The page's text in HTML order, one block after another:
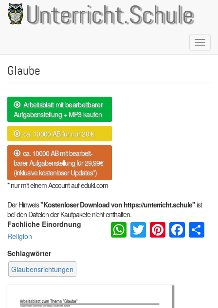
Direkt
zum
Inhalt
Unterricht.Schule
Glaube
Arbeitsblatt mit bearbeitbarer
Aufgabenstellung + MP3 kaufen
ca. 10000 AB für nur 20 €
ca. 10000 AB mit bearbeit-
barer Aufgabenstellung für 29,99€
(inklusive kostenloser Updates*)
* nur mit einem Account auf eduki.com
Der Hinweis"Kostenloser Download von https://unterricht.schule"ist
bei den Dateien der Kaufpakete nicht enthalten.
Fachliche Einordnung
Religion
Schlagwörter
Glaubensrichtungen
WhatsApp
Twitter